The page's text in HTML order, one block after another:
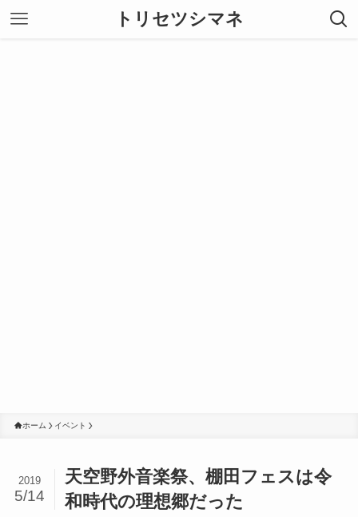
トリセツシマネ
ホーム イベント
天空野外音楽祭、棚田フェスは令
和時代の理想郷だった
2019
5/14